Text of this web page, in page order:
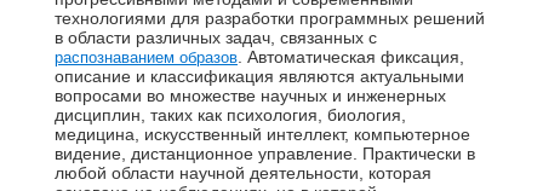
технологиями для разработки программных решений
в области различных задач, связанных с
распознаванием образов . Автоматическая фиксация,
описание и классификация являются актуальными
вопросами во множестве научных и инженерных
дисциплин, таких как психология, биология,
медицина, искусственный интеллект, компьютерное
видение, дистанционное управление. Практически в
любой области научной деятельности, которая